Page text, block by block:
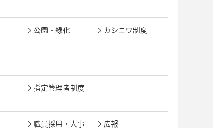
公園・緑化 カシニワ制度
指定管理者制度
職員採用・人事 広報